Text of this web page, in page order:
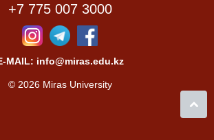
+7 775 007 3000
MAIL: info@miras.edu.kz
© 2026 Miras University